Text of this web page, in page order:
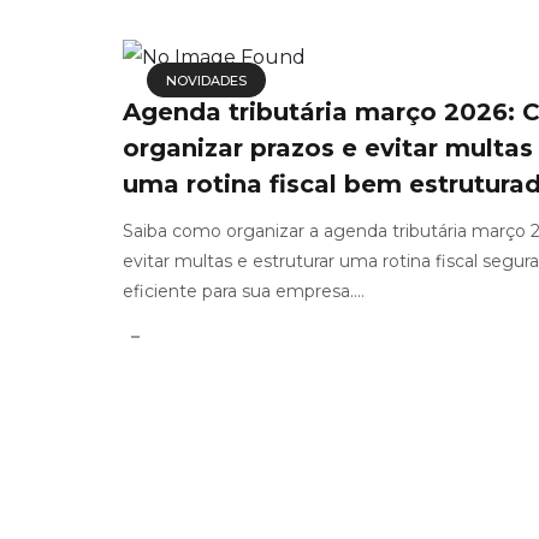
NOVIDADES
Agenda tributária março 2026:
organizar prazos e evitar
uma rotina fiscal bem
Saiba como organizar a agenda tributária março
evitar multas e estruturar uma rotina fiscal
eficiente para sua empresa....